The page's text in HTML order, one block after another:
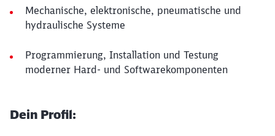
Mechanische, elektronische, pneumatische und
hydraulische Systeme
Programmierung, Installation und Testung
moderner Hard- und Softwarekomponenten
Dein Profil: